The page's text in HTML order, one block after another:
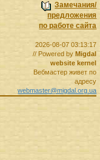
Замечания/
предложения
по работе сайта
2026-08-07 03:13:17
// Powered byMigdal
website kernel
Вебмастер живет по
адресу
webmaster@migdal.org.ua